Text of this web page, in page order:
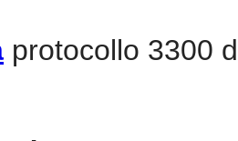
protocollo 3300